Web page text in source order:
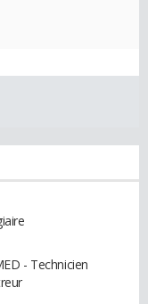
- Technicien